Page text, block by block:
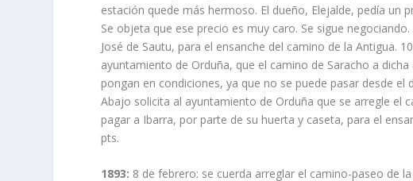
estación quede más hermoso. El dueño, Elejalde, pedía un
Se objeta que ese precio es muy caro. Se sigue
José de Sautu, para el ensanche del camino de la Antigua.
ayuntamiento de Orduña, que el camino de Saracho a
pongan en condiciones, ya que no se puede pasar desde
Abajo solicita al ayuntamiento de Orduña que se arregle el
pagar a Ibarra, por parte de su huerta y caseta, para el
pts.
1893: 8 de febrero: se cuerda arreglar el camino-paseo de